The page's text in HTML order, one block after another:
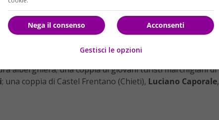
di fronte al disastro, hanno detto: “
che sono riusciti ad arrivare con gli sci e a entrare
ma nessuno risponde
e le macerie altri due corpi senza vita
pendici del Gran Sasso. Tra
i dispersi
alberghiera; una coppia di giovani turisti marchigiani di
; una coppia di Castel Frentano (Chieti), Luciano Caporale,
Acconsenti
Nega il consenso
Gestisci le opzioni